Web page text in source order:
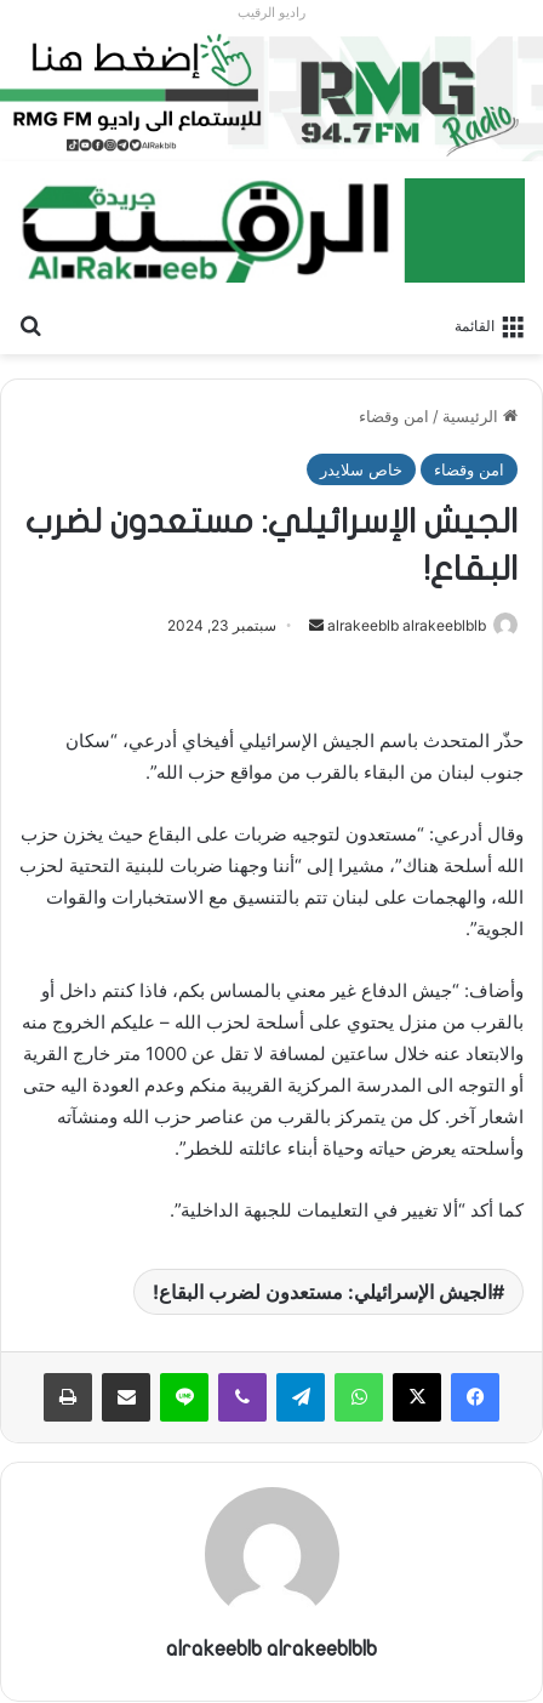
راديو الرقيب
القائمة
الرئيسية / امن وقضاء
امن وقضاء خاص سلايدر
الجيش الإسرائيلي: مستعدون لضرب
البقاع!
alrakeeblb alrakeeblblb
أرسل سبتمبر 23, 2024
حذّر المتحدث باسم الجيش الإسرائيلي أفيخاي أدرعي، “سكان
جنوب لبنان من البقاء بالقرب من مواقع حزب الله”.
وقال أدرعي: “مستعدون لتوجيه ضربات على البقاع حيث يخزن حزب
الله أسلحة هناك”، مشيرا إلى “أننا وجهنا ضربات للبنية التحتية لحزب
الله، والهجمات على لبنان تتم بالتنسيق مع الاستخبارات والقوات
الجوية”.
وأضاف: “جيش الدفاع غير معني بالمساس بكم، فاذا كنتم داخل أو
بالقرب من منزل يحتوي على أسلحة لحزب الله – عليكم الخروج منه
والابتعاد عنه خلال ساعتين لمسافة لا تقل عن 1000 متر خارج القرية
أو التوجه الى المدرسة المركزية القريبة منكم وعدم العودة اليه حتى
اشعار آخر. كل من يتمركز بالقرب من عناصر حزب الله ومنشآته
وأسلحته يعرض حياته وحياة أبناء عائلته للخطر”.
كما أكد “ألا تغيير في التعليمات للجبهة الداخلية”.
الجيش الإسرائيلي: مستعدون لضرب البقاع!
واتساب تيلقرام ڤايبر لاين مشاركة عبر البريد طباعة
alrakeeblb alrakeeblblb